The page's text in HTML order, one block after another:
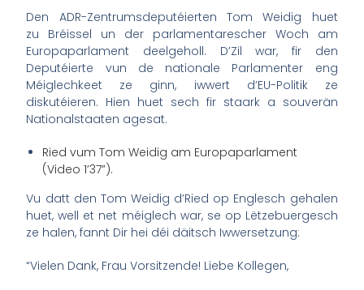
Den ADR-Zentrumsdeputéierten Tom Weidig huet
zu Bréissel un der parlamentarescher Woch am
Europaparlament deelgeholl. D’Zil war, fir den
Deputéierte vun de nationale Parlamenter eng
Méiglechkeet ze ginn, iwwert d’EU-Politik ze
diskutéieren. Hien huet sech fir staark a souverän
Nationalstaaten agesat.
Ried vum Tom Weidig am Europaparlament
(Video 1’37”).
Vu datt den Tom Weidig d’Ried op Englesch gehalen
huet, well et net méiglech war, se op Lëtzebuergesch
ze halen, fannt Dir hei déi däitsch Iwwersetzung:
“Vielen Dank, Frau Vorsitzende! Liebe Kollegen,